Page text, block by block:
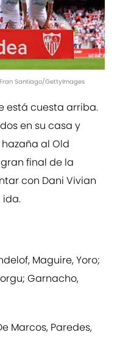
Santiago/GettyImages
está cuesta arriba.
en su casa y
al Old
final de la
con Dani Vivian
ida.
Maguire, Yoro;
Garnacho,
Marcos, Paredes,